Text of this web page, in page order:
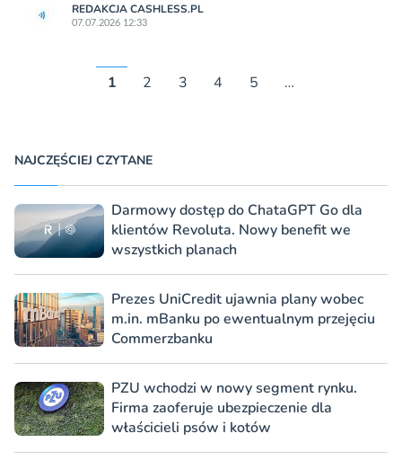
REDAKCJA CASHLESS.PL
07.07.2026 12:33
1 2 3 4 5 …
NAJCZĘŚCIEJ CZYTANE
Darmowy dostęp do ChataGPT Go dla
klientów Revoluta. Nowy benefit we
wszystkich planach
Prezes UniCredit ujawnia plany wobec
m.in. mBanku po ewentualnym przejęciu
Commerzbanku
PZU wchodzi w nowy segment rynku.
Firma zaoferuje ubezpieczenie dla
właścicieli psów i kotów